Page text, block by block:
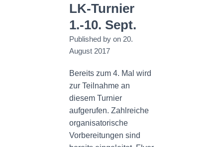
N
LK-Turnier
1.-10. Sept.
Published by on 20.
August 2017
Bereits zum 4. Mal wird
zur Teilnahme an
diesem Turnier
aufgerufen. Zahlreiche
organisatorische
Vorbereitungen sind